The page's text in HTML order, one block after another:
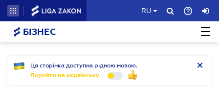
RU
БІЗНЕС
Ця сторінка доступна рідною мовою.
Перейти на українську